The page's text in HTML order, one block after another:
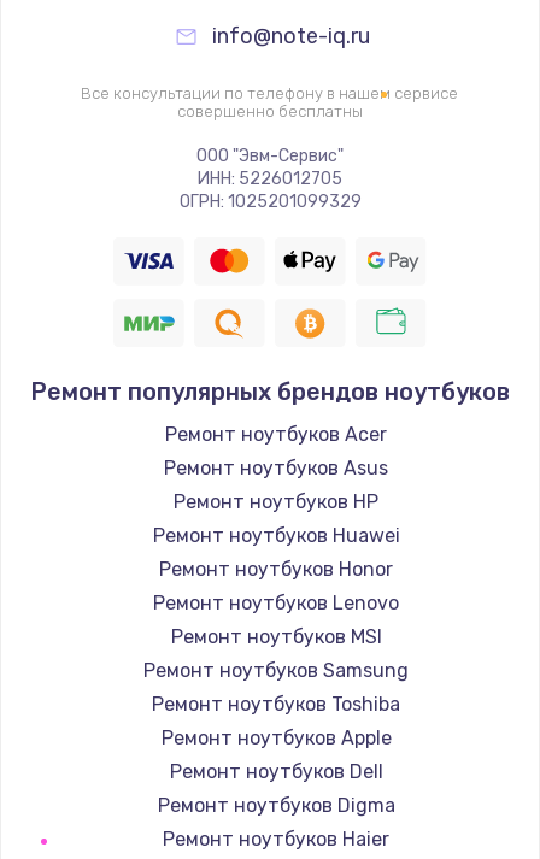
Замена южного моста
2600 руб.
Заказать
Чистка от пыли
990 руб.
1090 руб.
Ремонт подсветки
1200 руб.
Заказать
Настройка BIOS
Заказать
Замена SSD
Заказать
Восстановление данных
info@note-iq.ru
Все консультации по телефону в нашем сервисе
совершенно бесплатны
ООО "Эвм-Сервис"
ИНН: 5226012705
ОГРН: 1025201099329
Ремонт популярных брендов ноутбуков
Ремонт ноутбуков Acer
Ремонт ноутбуков Asus
Ремонт ноутбуков HP
Ремонт ноутбуков Huawei
Ремонт ноутбуков Honor
Ремонт ноутбуков Lenovo
Ремонт ноутбуков MSI
Ремонт ноутбуков Samsung
Ремонт ноутбуков Toshiba
Ремонт ноутбуков Apple
Ремонт ноутбуков Dell
Ремонт ноутбуков Digma
Ремонт ноутбуков Haier